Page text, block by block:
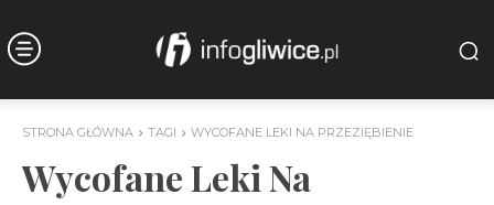
STRONA GŁÓWNA TAGI WYCOFANE LEKI NA PRZEZIĘBIENIE
Wycofane Leki Na